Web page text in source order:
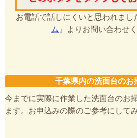
お電話で話しにくいと思われまし
ム』よりお問い合わせく
千葉県内の洗面台のお
今までに実際に作業した洗面台のお
ます。お申込みの際のご参考にして